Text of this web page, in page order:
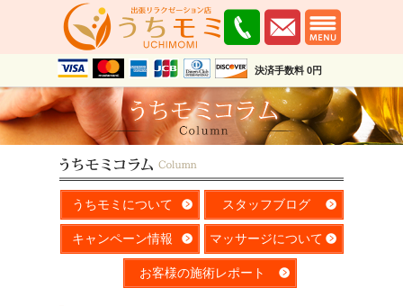
決済手数料 0円
うちモミについて スタッフブログ
キャンペーン情報 マッサージについて
お客様の施術レポート